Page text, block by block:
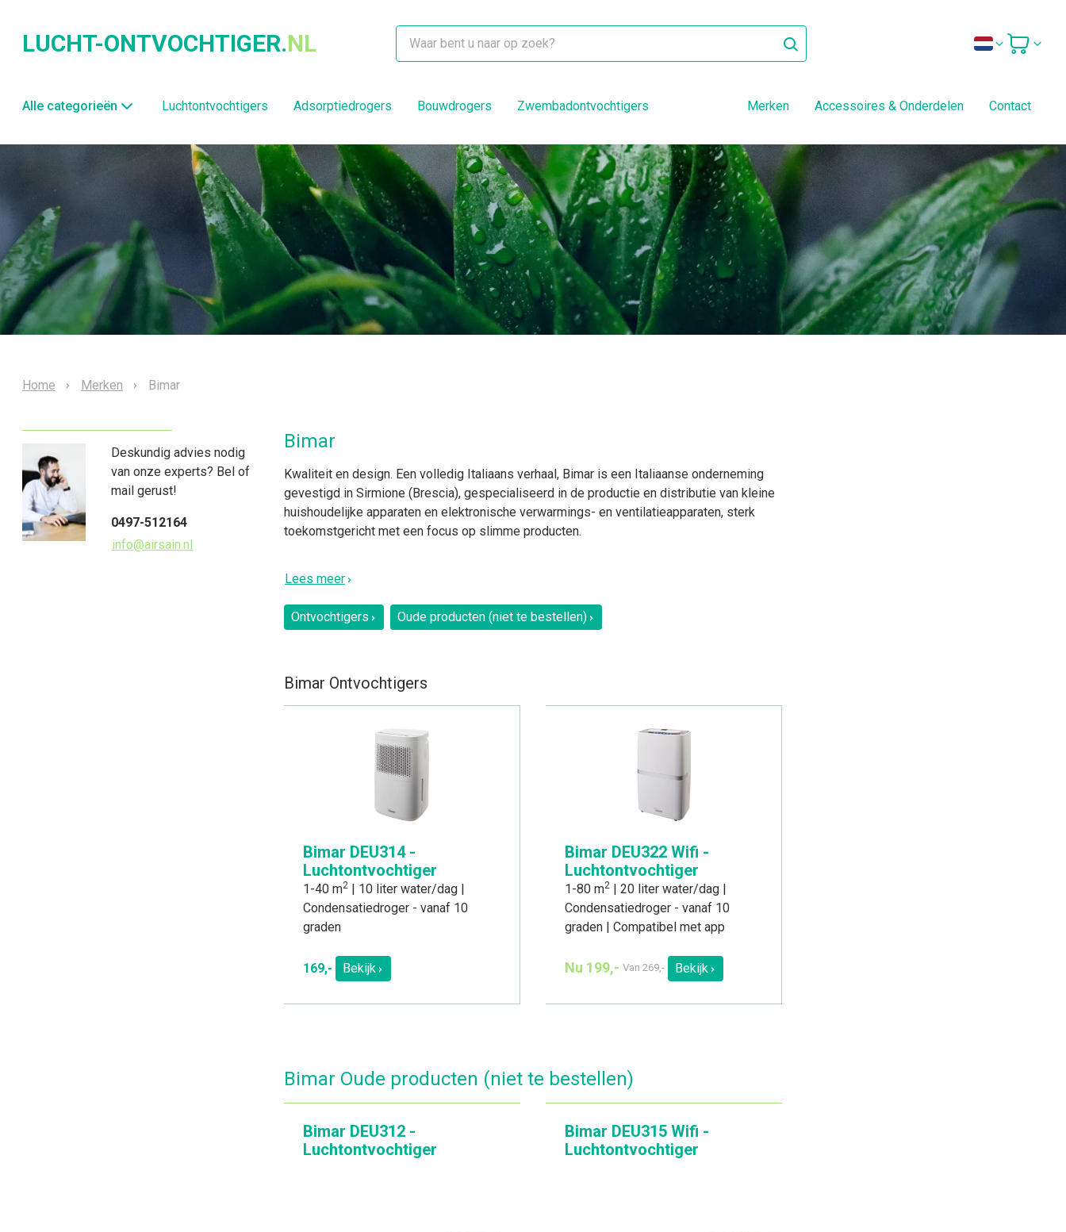
LUCHT-ONTVOCHTIGER.NL
Alle categorieën Luchtontvochtigers Adsorptiedrogers Bouwdrogers Zwembadontvochtigers Merken Accessoires & Onderdelen Contact
Home Merken Bimar
Deskundig advies nodig
van onze experts? Bel of
mail gerust!
0497-512164
info@airsain.nl
Bimar
Kwaliteit en design. Een volledig Italiaans verhaal, Bimar is een Italiaanse onderneming
gevestigd in Sirmione (Brescia), gespecialiseerd in de productie en distributie van kleine
huishoudelijke apparaten en elektronische verwarmings- en ventilatieapparaten, sterk
toekomstgericht met een focus op slimme producten.
Lees meer
Ontvochtigers Oude producten (niet te bestellen)
Bimar Ontvochtigers
Bimar DEU314 -
Luchtontvochtiger
1-40 m2 | 10 liter water/dag |
Condensatiedroger - vanaf 10
graden
169,- Bekijk
Bimar DEU322 Wifi -
Luchtontvochtiger
1-80 m2 | 20 liter water/dag |
Condensatiedroger - vanaf 10
graden | Compatibel met app
Nu 199,- Van 269,- Bekijk
Bimar Oude producten (niet te bestellen)
Bimar DEU312 -
Luchtontvochtiger
Bimar DEU315 Wifi -
Luchtontvochtiger